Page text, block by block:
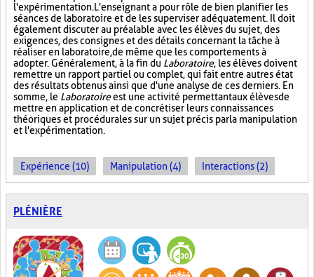
l'expérimentation. L'enseignant a pour rôle de bien planifier les
séances de laboratoire et de les superviser adéquatement. Il doit
également discuter au préalable avec les élèves du sujet, des
exigences, des consignes et des détails concernant la tâche à
réaliser en laboratoire, de même que les comportements à
adopter. Généralement, à la fin du Laboratoire, les élèves doivent
remettre un rapport partiel ou complet, qui fait entre autres état
des résultats obtenus ainsi que d'une analyse de ces derniers. En
somme, le Laboratoireest une activité permettant aux élèves de
mettre en application et de concrétiser leurs connaissances
théoriques et procédurales sur un sujet précis par la manipulation
et l'expérimentation.
Expérience (10) Manipulation (4) Interactions (2)
PLÉNIÈRE